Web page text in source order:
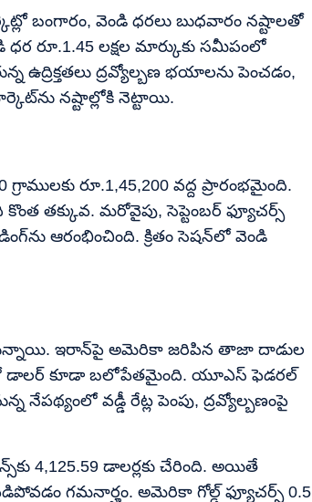
బంగారం, వెండి ధరలు బుధవారం నష్టాలతో
రూ.1.45 లక్షల మార్కుకు సమీపంలో
ఉద్రిక్తతలు ద్రవ్యోల్బణ భయాలను పెంచడం,
నష్టాల్లోకి నెట్టాయి.
రూ.1,45,200 వద్ద ప్రారంభమైంది.
తక్కువ. మరోవైపు, సెప్టెంబర్ ఫ్యూచర్స్
ఆరంభించింది. క్రితం సెషన్‌లో వెండి
ఇరాన్‌పై అమెరికా జరిపిన తాజా దాడుల
డాలర్ కూడా బలోపేతమైంది. యూఎస్ ఫెడరల్
వడ్డీ రేట్ల పెంపు, ద్రవ్యోల్బణంపై
4,125.59 డాలర్లకు చేరింది. అయితే
గమనార్హం. అమెరికా గోల్డ్ ఫ్యూచర్స్ 0.5